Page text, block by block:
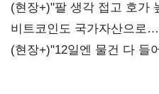
(현장+)"팔 생각 접고 호가
20억 키맞추기
비트코인도 국가자산으로
숙제
(현장+)"12일엔 물건 다 들